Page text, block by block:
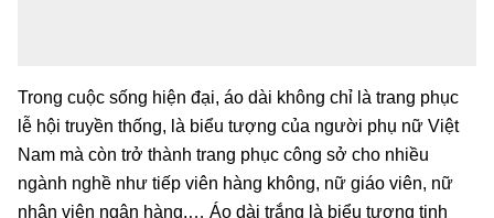
Trong cuộc sống hiện đại, áo dài không chỉ là trang phục
lễ hội truyền thống, là biểu tượng của người phụ nữ Việt
Nam mà còn trở thành trang phục công sở cho nhiều
ngành nghề như tiếp viên hàng không, nữ giáo viên, nữ
nhân viên ngân hàng,… Áo dài trắng là biểu tượng tinh